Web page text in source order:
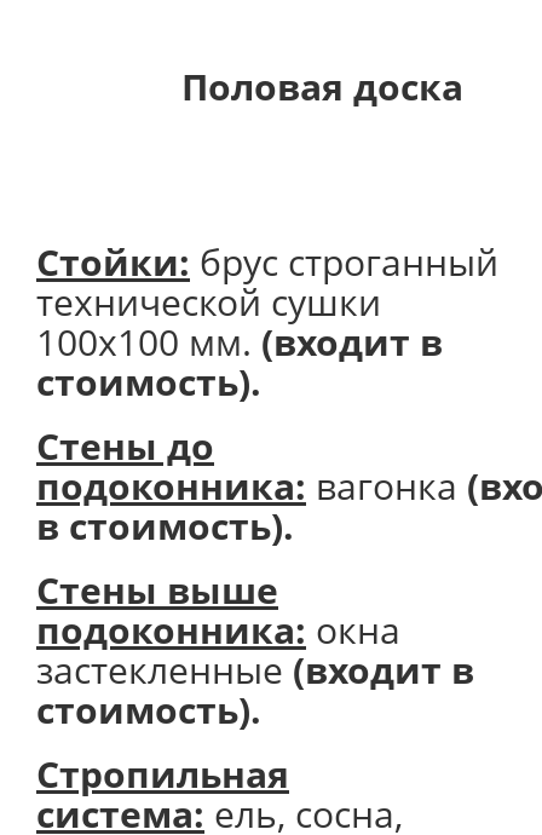
Половая доска
Стойки: брус строганный
технической сушки
100х100 мм. (входит в
стоимость).
Стены до
подоконника: вагонка
в стоимость).
Стены выше
подоконника: окна
застекленные (входит в
стоимость).
Стропильная
система: ель, сосна,